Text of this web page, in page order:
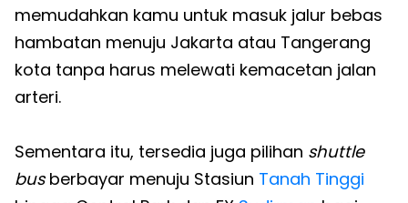
memudahkan kamu untuk masuk jalur bebas
hambatan menuju Jakarta atau Tangerang
kota tanpa harus melewati kemacetan jalan
arteri.
Sementara itu, tersedia juga pilihan shuttle
busberbayar menuju Stasiun Tanah Tinggi